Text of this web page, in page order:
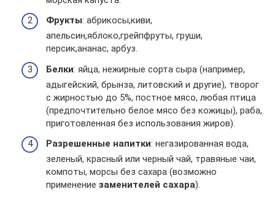
Фрукты: абрикосы,киви,
апельсин,яблоко,грейпфруты, груши,
персик,ананас, арбуз.
Белки: яйца, нежирные сорта сыра (например,
адыгейский, брынза, литовский и другие), творог
с жирностью до 5%, постное мясо, любая птица
(предпочтительно белое мясо без кожицы), раба,
приготовленная без использования жиров).
Разрешенные напитки: негазированная вода,
зеленый, красный или черный чай, травяные чаи,
компоты, морсы без сахара (возможно
применение заменителей сахара).